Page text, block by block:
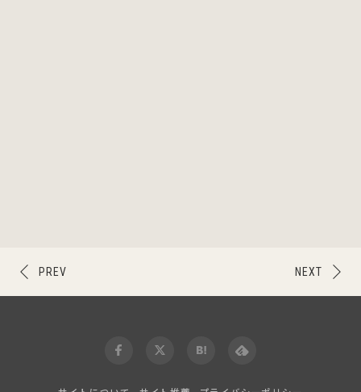
NEXT
PREV